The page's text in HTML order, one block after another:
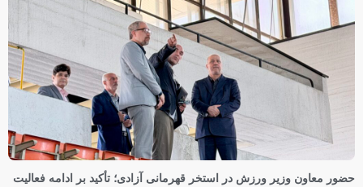
حضور معاون وزیر ورزش در استخر قهرمانی آزادی؛ تأکید بر ادامه فعالیت